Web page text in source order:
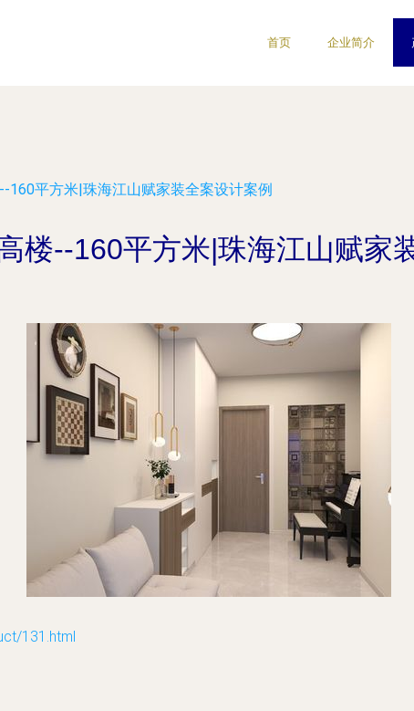
首页 企业简介
160平方米|珠海江山赋家装全案设计案例
楼--160平方米|珠海江山赋家
131.html